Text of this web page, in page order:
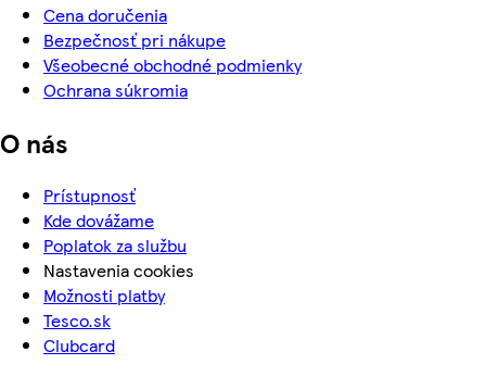
Cena doručenia
Bezpečnosť pri nákupe
Všeobecné obchodné podmienky
Ochrana súkromia
O nás
Prístupnosť
Kde dovážame
Poplatok za službu
Nastavenia cookies
Možnosti platby
Tesco.sk
Clubcard